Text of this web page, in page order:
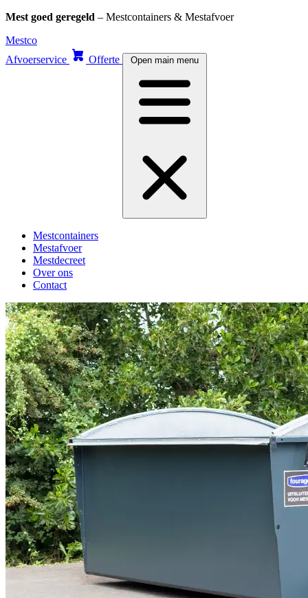
Mest goed geregeld – Mestcontainers & Mestafvoer
Skip
content
Mestco
Afvoerservice
Offerte Open main menu
Mestcontainers
Mestafvoer
Mestdecreet
Over ons
Contact